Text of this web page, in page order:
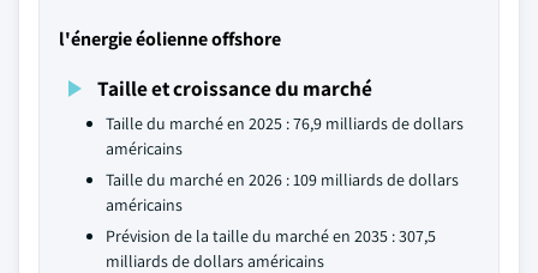
l'énergie éolienne offshore
Taille et croissance du marché
Taille du marché en 2025 : 76,9 milliards de dollars
américains
Taille du marché en 2026 : 109 milliards de dollars
américains
Prévision de la taille du marché en 2035 : 307,5
milliards de dollars américains